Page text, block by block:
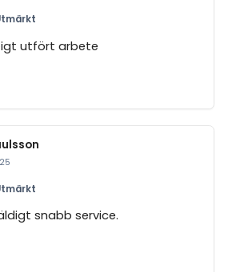
utfört arbete
snabb service.